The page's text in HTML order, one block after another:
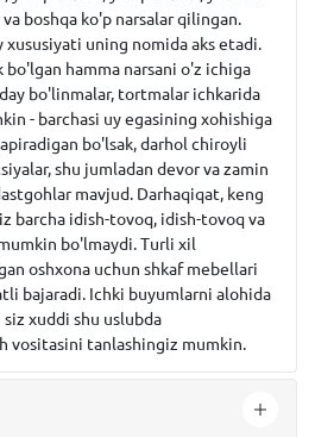
boshqa ko'p narsalar qilingan.
xususiyati uning nomida aks etadi.
bo'lgan hamma narsani o'z ichiga
bo'linmalar, tortmalar ichkarida
- barchasi uy egasining xohishiga
bo'lsak, darhol chiroyli
shu jumladan devor va zamin
mavjud. Darhaqiqat, keng
barcha idish-tovoq, idish-tovoq va
bo'lmaydi. Turli xil
oshxona uchun shkaf mebellari
bajaradi. Ichki buyumlarni alohida
xuddi shu uslubda
vositasini tanlashingiz mumkin.